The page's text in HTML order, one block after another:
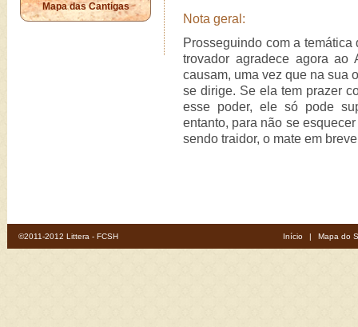
Mapa das Cantigas
Nota geral:
Prosseguindo com a
trovador agradece agora
causam, uma vez que na sua
se dirige. Se ela tem prazer
esse poder, ele só pode
entanto, para não se
sendo traidor, o mate em
©2011-2012 Littera - FCSH Início | Mapa do